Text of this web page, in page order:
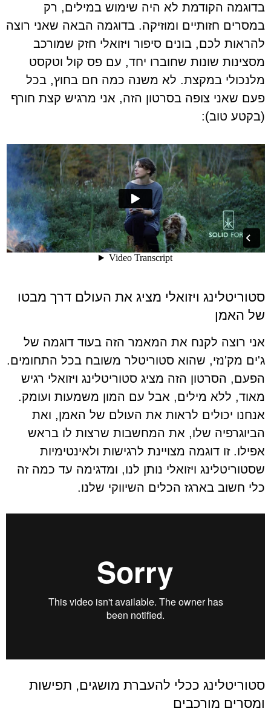
בדוגמה הקודמת לא היה שימוש במילים, רק
במסרים חזותיים ומוזיקה. בדוגמה הבאה שאני רוצה
להראות לכם, בונים סיפור ויזואלי חזק שמורכב
מסצינות שונות שחוברו יחד, עם פס קול וטקסט
מלנכולי במקצת. לא משנה כמה חם בחוץ, בכל
פעם שאני צופה בסרטון הזה, אני מרגיש קצת חורף
(בקטע טוב):
סטוריטלינג ויזואלי מציג את העולם דרך מבטו
של האמן
אני רוצה לקנח את המאמר הזה בעוד דוגמה של
ג'ים מק'נזי, שהוא סטוריטלר משובח בכל התחומים.
הפעם, הסרטון הזה מציג סטוריטלינג ויזואלי רגיש
מאוד, ללא מילים, אבל עם המון משמעות ועומק.
אנחנו יכולים לראות את העולם של האמן, ואת
הביוגרפיה שלו, את המחשבות שרצות לו בראש
אפילו. זו דוגמה מצויינת לרגישות ולאינטימיות
שסטוריטלינג ויזואלי נותן לנו, ומדגימה עד כמה זה
כלי חשוב בארגז הכלים השיווקי שלנו.
סטוריטלינג ככלי להעברת מושגים, תפישות
ומסרים מורכבים